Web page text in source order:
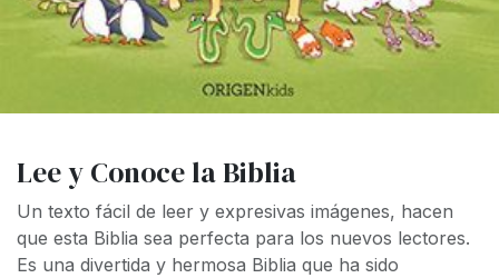
Lee y Conoce la Biblia
Un texto fácil de leer y expresivas imágenes, hacen
que esta Biblia sea perfecta para los nuevos lectores.
Es una divertida y hermosa Biblia que ha sido